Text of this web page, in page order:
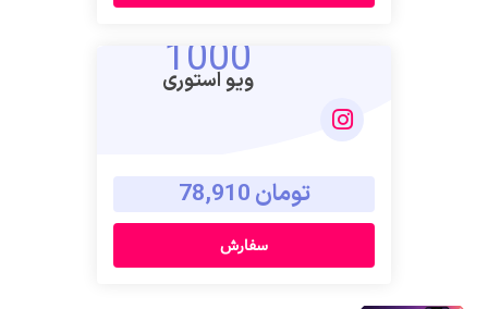
1000
ویو استوری
تومان 78,910
سفارش